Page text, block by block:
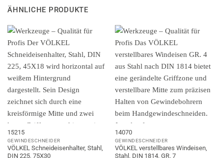
ÄHNLICHE PRODUKTE
15215
GEWINDESCHNEIDER
VÖLKEL Schneideisenhalter, Stahl,
DIN 225, 75X30
14070
GEWINDESCHNEIDER
VÖLKEL verstellbares Windeisen,
Stahl, DIN 1814, GR. 7